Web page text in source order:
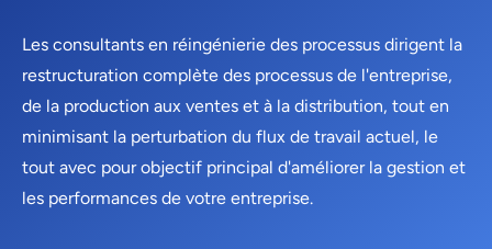
Les consultants en réingénierie des processus dirigent la
restructuration complète des processus de l'entreprise,
de la production aux ventes et à la distribution, tout en
minimisant la perturbation du flux de travail actuel, le
tout avec pour objectif principal d'améliorer la gestion et
les performances de votre entreprise.